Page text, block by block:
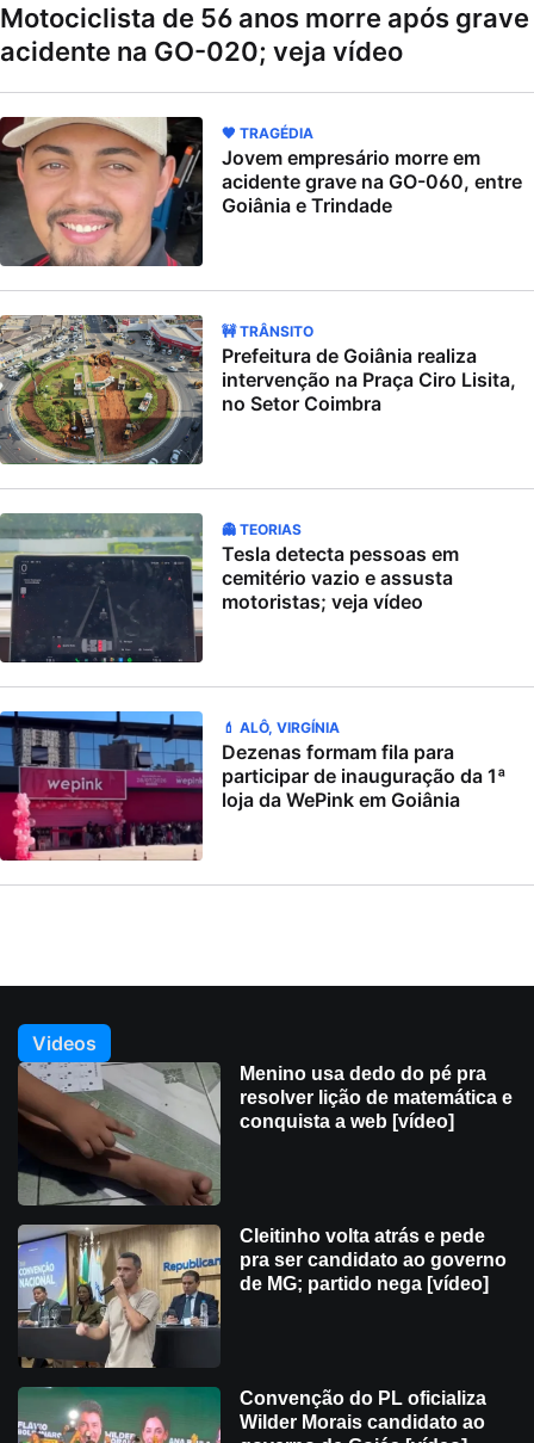
Motociclista de 56 anos morre após grave
acidente na GO-020; veja vídeo
🖤 TRAGÉDIA
Jovem empresário morre em
acidente grave na GO-060, entre
Goiânia e Trindade
🚧 TRÂNSITO
Prefeitura de Goiânia realiza
intervenção na Praça Ciro Lisita,
no Setor Coimbra
👻 TEORIAS
Tesla detecta pessoas em
cemitério vazio e assusta
motoristas; veja vídeo
💄 ALÔ, VIRGÍNIA
Dezenas formam fila para
participar de inauguração da 1ª
loja da WePink em Goiânia
Videos
Menino usa dedo do pé pra
resolver lição de matemática e
conquista a web [vídeo]
Cleitinho volta atrás e pede
pra ser candidato ao governo
de MG; partido nega [vídeo]
Convenção do PL oficializa
Wilder Morais candidato ao